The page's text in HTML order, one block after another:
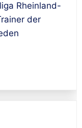
Rheinland-
der